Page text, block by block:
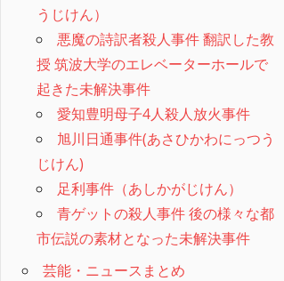
うじけん）
悪魔の詩訳者殺人事件 翻訳した教
授 筑波大学のエレベーターホールで
起きた未解決事件
愛知豊明母子4人殺人放火事件
旭川日通事件(あさひかわにっつう
じけん)
足利事件（あしかがじけん）
青ゲットの殺人事件 後の様々な都
市伝説の素材となった未解決事件
芸能・ニュースまとめ